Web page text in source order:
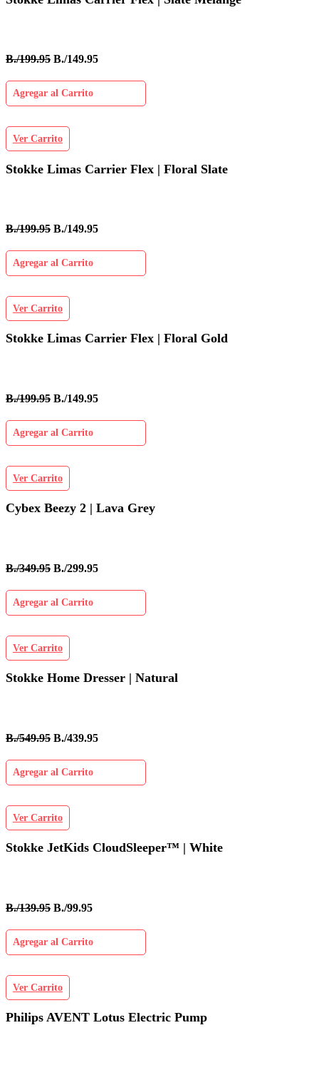
B./199.95 B./149.95
Agregar al Carrito
Ver Carrito
Stokke Limas Carrier Flex | Floral Slate
B./199.95 B./149.95
Agregar al Carrito
Ver Carrito
Stokke Limas Carrier Flex | Floral Gold
B./199.95 B./149.95
Agregar al Carrito
Ver Carrito
Cybex Beezy 2 | Lava Grey
B./349.95 B./299.95
Agregar al Carrito
Ver Carrito
Stokke Home Dresser | Natural
B./549.95 B./439.95
Agregar al Carrito
Ver Carrito
Stokke JetKids CloudSleeper™ | White
B./139.95 B./99.95
Agregar al Carrito
Ver Carrito
Philips AVENT Lotus Electric Pump